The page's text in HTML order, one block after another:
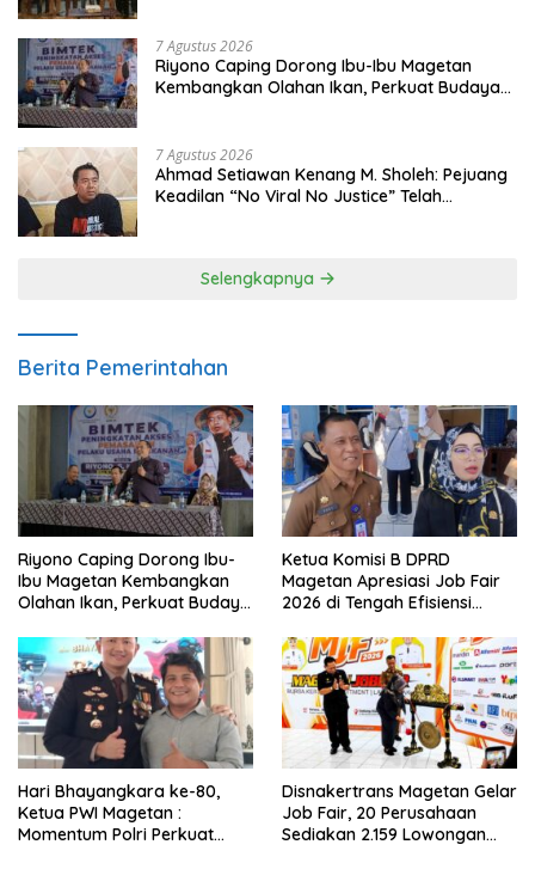
7 Agustus 2026
Riyono Caping Dorong Ibu-Ibu Magetan
Kembangkan Olahan Ikan, Perkuat Budaya
7 Agustus 2026
Ahmad Setiawan Kenang M. Sholeh: Pejuang
Keadilan “No Viral No Justice” Telah
Selengkapnya
Berita Pemerintahan
Riyono Caping Dorong Ibu-
Ibu Magetan Kembangkan
Olahan Ikan, Perkuat Budaya
Ketua Komisi B DPRD
Magetan Apresiasi Job Fair
2026 di Tengah Efisiensi
Hari Bhayangkara ke-80,
Ketua PWI Magetan :
Momentum Polri Perkuat
Disnakertrans Magetan Gelar
Job Fair, 20 Perusahaan
Sediakan 2.159 Lowongan